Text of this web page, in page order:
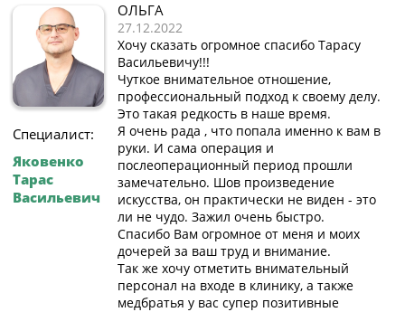
Специалист:
Яковенко
Тарас
Васильевич
ОЛЬГА
27.12.2022
Хочу сказать огромное спасибо Тарасу
Васильевичу!!!
Чуткое внимательное отношение,
профессиональный подход к своему делу.
Это такая редкость в наше время.
Я очень рада , что попала именно к вам в
руки. И сама операция и
послеоперационный период прошли
замечательно. Шов произведение
искусства, он практически не виден - это
ли не чудо. Зажил очень быстро.
Спасибо Вам огромное от меня и моих
дочерей за ваш труд и внимание.
Так же хочу отметить внимательный
персонал на входе в клинику, а также
медбратья у вас супер позитивные